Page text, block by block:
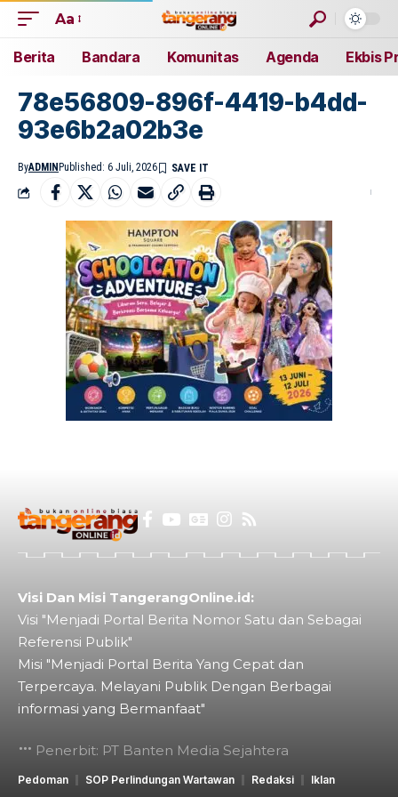
Aa
Berita Bandara Komunitas Agenda Ekbis
78e56809-896f-4419-b4dd-
93e6b2a02b3e
ByADMIN Published: 6 Juli, 2026
Visi Dan Misi TangerangOnline.id:
Visi "Menjadi Portal Berita Nomor Satu dan Sebagai
Referensi Publik"
Misi "Menjadi Portal Berita Yang Cepat dan
Terpercaya. Melayani Publik Dengan Berbagai
informasi yang Bermanfaat"
Penerbit: PT Banten Media Sejahtera
Pedoman SOP Perlindungan Wartawan Redaksi Iklan